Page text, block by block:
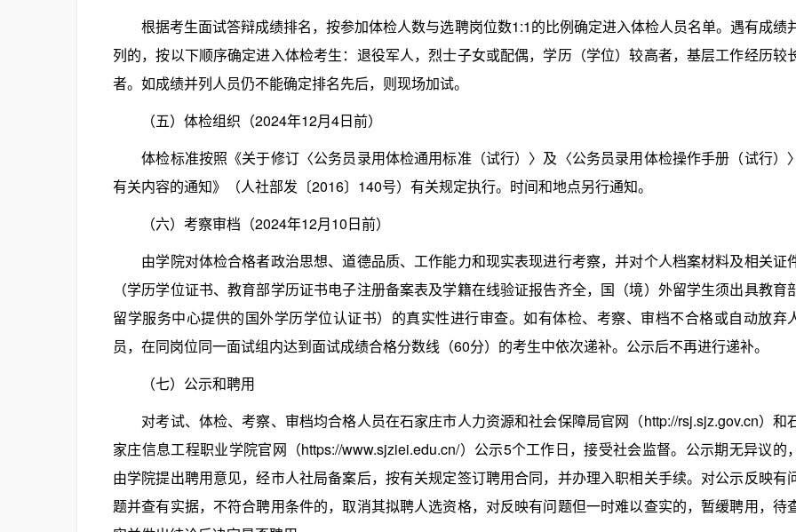
根据考生面试答辩成绩排名，按参加体检人数与选聘岗位数1:1的比例确定进入体检人员名单。遇有成绩
列的，按以下顺序确定进入体检考生：退役军人，烈士子女或配偶，学历（学位）较高者，基层工作经历较
者。如成绩并列人员仍不能确定排名先后，则现场加试。
（五）体检组织（2024年12月4日前）
体检标准按照《关于修订〈公务员录用体检通用标准（试行）〉及〈公务员录用体检操作手册（试行）〉
有关内容的通知》（人社部发〔2016〕140号）有关规定执行。时间和地点另行通知。
（六）考察审档（2024年12月10日前）
由学院对体检合格者政治思想、道德品质、工作能力和现实表现进行考察，并对个人档案材料及相关证
（学历学位证书、教育部学历证书电子注册备案表及学籍在线验证报告齐全，国（境）外留学生须出具教育
留学服务中心提供的国外学历学位认证书）的真实性进行审查。如有体检、考察、审档不合格或自动放弃
员，在同岗位同一面试组内达到面试成绩合格分数线（60分）的考生中依次递补。公示后不再进行递补。
（七）公示和聘用
对考试、体检、考察、审档均合格人员在石家庄市人力资源和社会保障局官网（http://rsj.sjz.gov.cn）和
家庄信息工程职业学院官网（https://www.sjziei.edu.cn/）公示5个工作日，接受社会监督。公示期无异议的，
由学院提出聘用意见，经市人社局备案后，按有关规定签订聘用合同，并办理入职相关手续。对公示反映有
题并查有实据，不符合聘用条件的，取消其拟聘人选资格，对反映有问题但一时难以查实的，暂缓聘用，待